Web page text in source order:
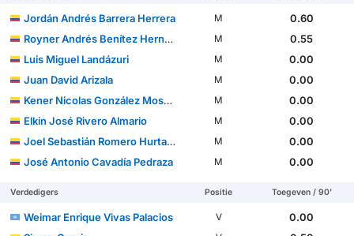
Jordán Andrés Barrera Herrera M
0.60
Royner Andrés Benítez Hernández
M
0.55
Luis Miguel Landázuri
M
0.00
Juan David Arizala
M
0.00
Kener Nicolas González Mosquera
M
0.00
Elkin José Rivero Almario
M
0.00
Joel Sebastián Romero Hurtado
M
0.00
José Antonio Cavadía Pedraza
M 0.00
Verdedigers Positie Toegeven / 90'
Weimar Enrique Vivas Palacios V
0.00